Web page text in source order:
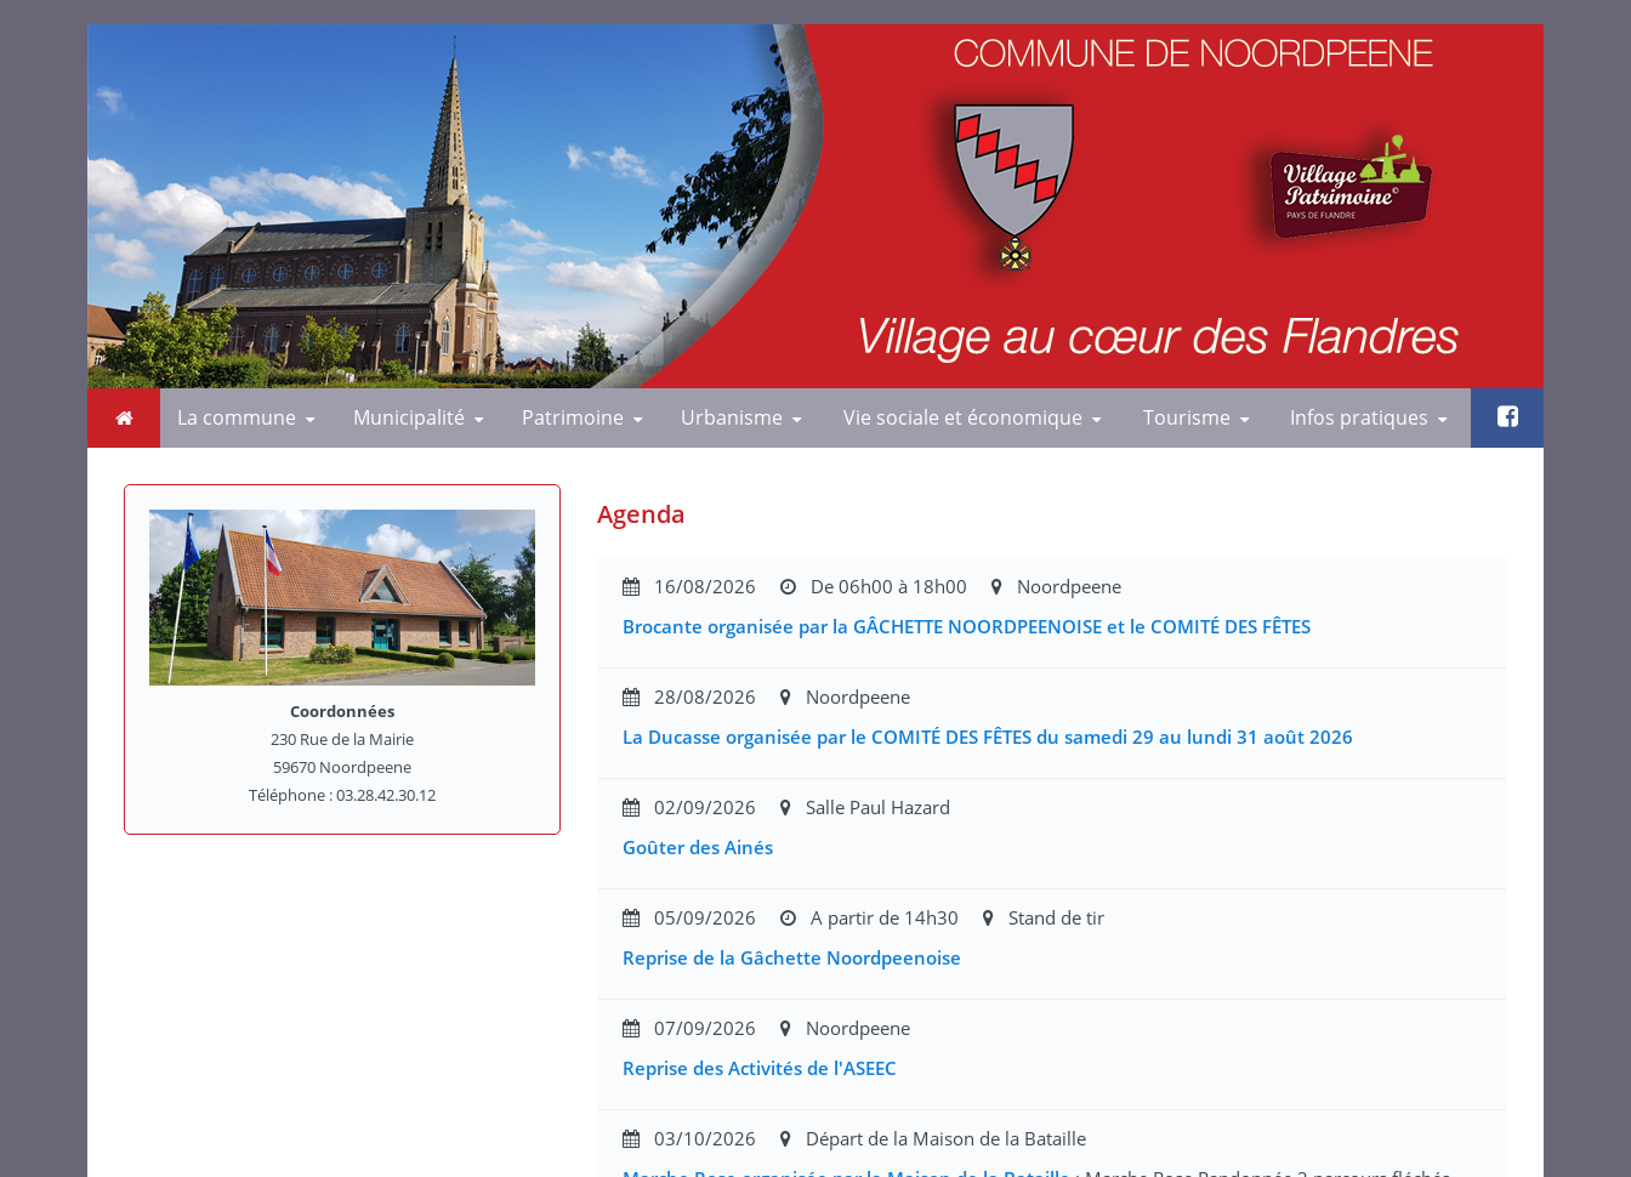
La commune Municipalité Patrimoine Urbanisme Vie sociale et économique Tourisme Infos pratiques
Coordonnées
230 Rue de la Mairie
59670 Noordpeene
Téléphone : 03.28.42.30.12
Agenda
16/08/2026 De 06h00 à 18h00
Noordpeene
Brocante organisée par la GÂCHETTE NOORDPEENOISE et le COMITÉ DES FÊTES
28/08/2026
Noordpeene
La Ducasse organisée par le COMITÉ DES FÊTES du samedi 29 au lundi 31 août 2026
02/09/2026
Salle Paul Hazard
Goûter des Ainés
05/09/2026 A partir de 14h30
Stand de tir
Reprise de la Gâchette Noordpeenoise
07/09/2026
Noordpeene
Reprise des Activités de l'ASEEC
03/10/2026
Départ de la Maison de la Bataille